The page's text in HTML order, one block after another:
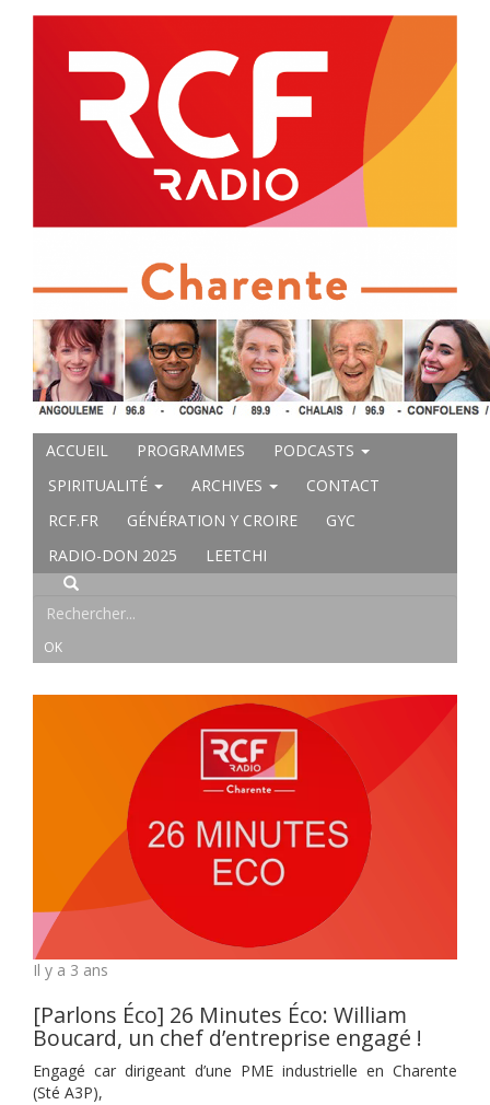
ACCUEIL PROGRAMMES
PODCASTS
SPIRITUALITÉ
ARCHIVES
CONTACT
RCF.FR
GÉNÉRATION Y CROIRE
GYC
RADIO-DON 2025
LEETCHI
Il y a 3 ans
[Parlons Éco] 26 Minutes Éco: William
Boucard, un chef d’entreprise engagé !
Engagé car dirigeant d’une PME industrielle en Charente
(Sté A3P),